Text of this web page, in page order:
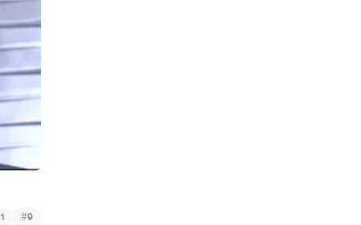
1 #9